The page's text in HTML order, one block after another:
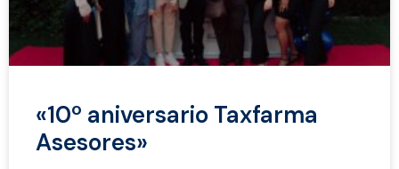
«10º aniversario Taxfarma
Asesores»